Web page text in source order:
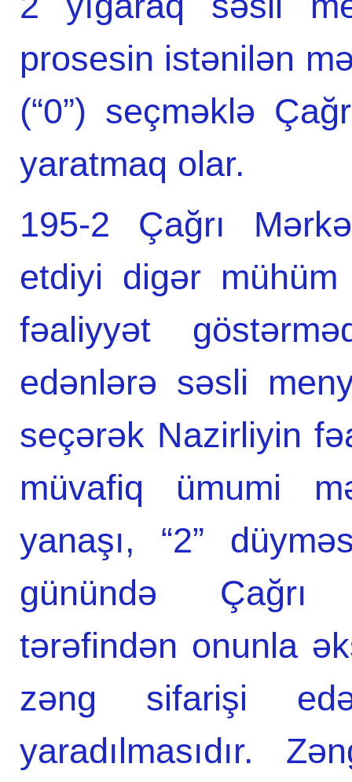
prosesin istənilən
(“0”) seçməklə
yaratmaq olar.
195-2 Çağrı
etdiyi digər
fəaliyyət
edənlərə səsli
seçərək Nazirliyin
müvafiq ümumi
yanaşı, “2”
günündə Çağrı
tərəfindən onunla
zəng sifarişi edə
yaradılmasıdır.